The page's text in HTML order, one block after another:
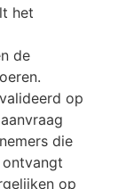
het
de
op
die
op